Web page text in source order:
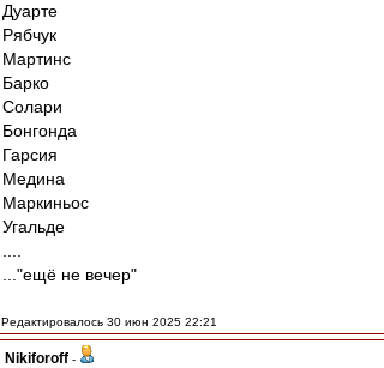
Дуарте
Рябчук
Мартинс
Барко
Солари
Бонгонда
Гарсия
Медина
Маркиньос
Угальде
..."ещё не вечер"
Редактировалось 30 июн 2025 22:21
Nikiforoff -